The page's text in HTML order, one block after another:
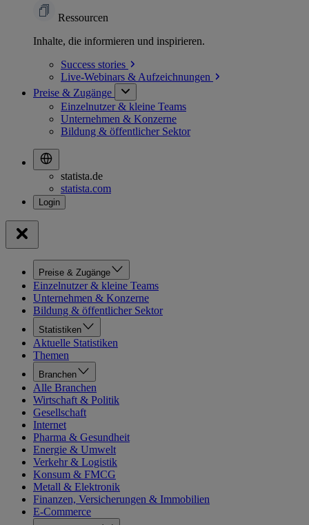
Ressourcen
Inhalte, die informieren und inspirieren.
Success stories
Live-Webinars & Aufzeichnungen
Preise & Zugänge
Einzelnutzer & kleine Teams
Unternehmen & Konzerne
Bildung & öffentlicher Sektor
statista.de
statista.com
Preise & Zugänge
Einzelnutzer & kleine Teams
Unternehmen & Konzerne
Bildung & öffentlicher Sektor
Statistiken
Aktuelle Statistiken
Themen
Branchen
Alle Branchen
Wirtschaft & Politik
Gesellschaft
Internet
Pharma & Gesundheit
Energie & Umwelt
Verkehr & Logistik
Konsum & FMCG
Metall & Elektronik
Finanzen, Versicherungen & Immobilien
E-Commerce